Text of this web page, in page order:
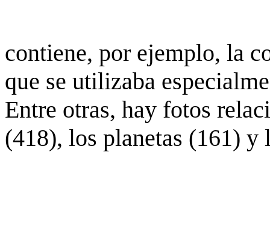
contiene, por ejemplo, la
que se utilizaba
Entre otras, hay fotos
(418), los planetas (161) y